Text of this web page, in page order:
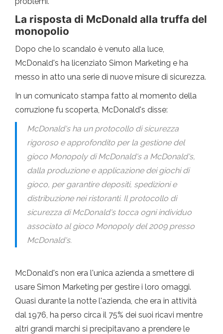
La risposta di McDonald alla truffa del
monopolio
Dopo che lo scandalo è venuto alla luce,
McDonald's ha licenziato Simon Marketing e ha
messo in atto una serie di nuove misure di sicurezza.
In un comunicato stampa fatto al momento della
corruzione fu scoperta, McDonald's disse:
McDonald's ha un protocollo di sicurezza
rigoroso e approfondito per la gestione del
gioco Monopoly di McDonald's a McDonald's,
dalla produzione e applicazione dei giochi di
gioco, per garantire depositi, spedizioni e
distribuzione nei ristoranti. Il protocollo di
sicurezza di McDonald's tocca ogni individuo
associato al gioco Monopoly del 2009 presso
McDonald's.
McDonald's non era l'unica azienda a smettere di
usare Simon Marketing per gestire i loro omaggi.
Quasi durante la notte l'azienda, che era in attività
dal 1976, ha perso circa il 75% dei suoi ricavi mentre
altri grandi marchi si precipitavano a prendere le